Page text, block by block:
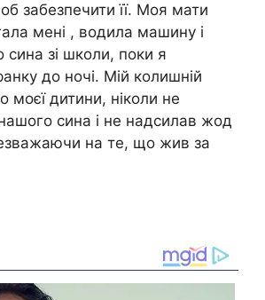
забезпечити її. Моя мати
мені , водила машину і
сина зі школи, поки я
до ночі. Мій колишній
моєї дитини, ніколи не
сина і не надсилав жод
на те, що жив за